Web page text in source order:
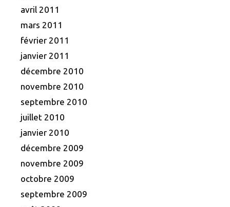
avril 2011
mars 2011
février 2011
janvier 2011
décembre 2010
novembre 2010
septembre 2010
juillet 2010
janvier 2010
décembre 2009
novembre 2009
octobre 2009
septembre 2009